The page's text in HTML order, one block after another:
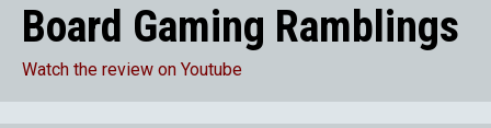
Board Gaming Ramblings
Watch the review on Youtube